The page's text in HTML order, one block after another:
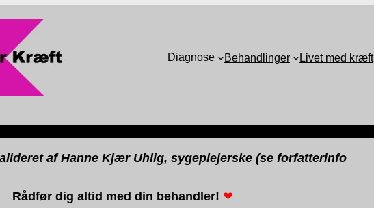
Diagnose Behandlinger Livet med kræft
af Hanne Kjær Uhlig, sygeplejerske (se forfatterinfo
Rådfør dig altid med din behandler! ❤